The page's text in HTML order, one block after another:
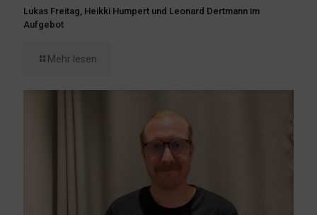
Lukas Freitag, Heikki Humpert und Leonard Dertmann im
Aufgebot
Mehr lesen